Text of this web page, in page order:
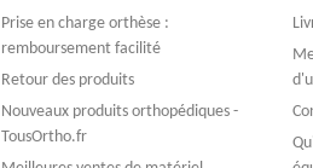
Prise en charge orthèse :
remboursement facilité
Retour des produits
Nouveaux produits orthopédiques -
TousOrtho.fr